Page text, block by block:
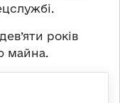
років
майна.